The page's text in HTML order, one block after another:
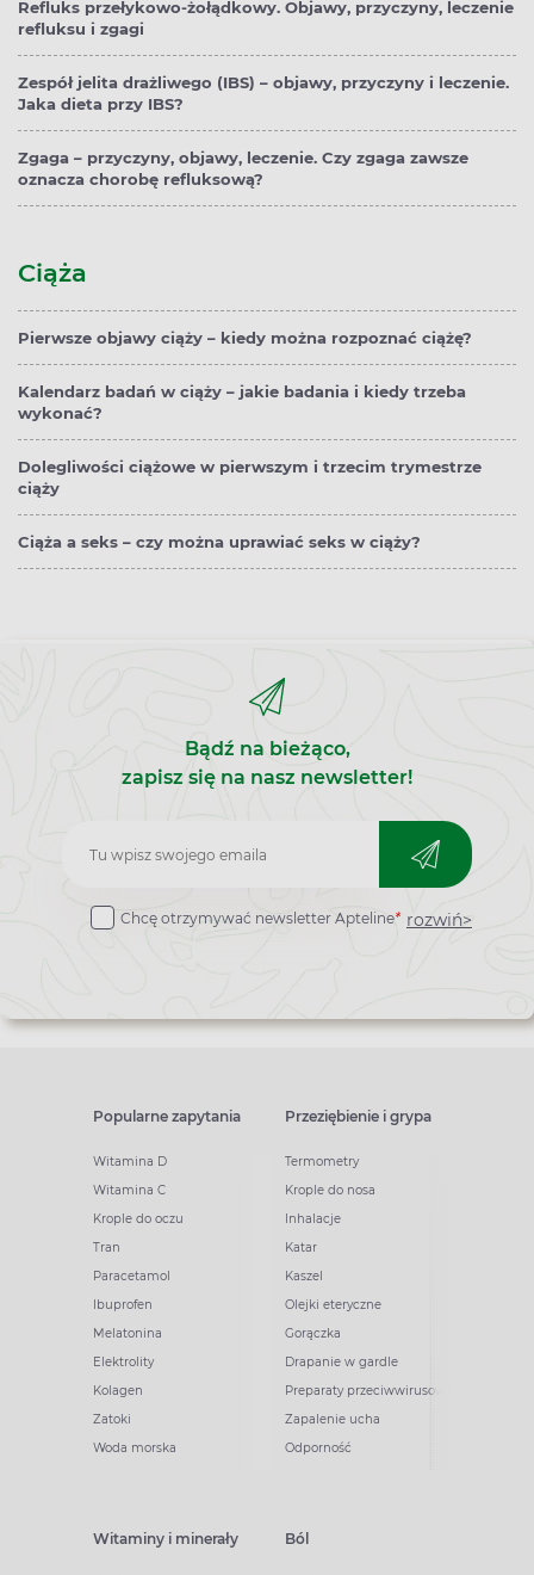
Refluks przełykowo-żołądkowy. Objawy, przyczyny, leczenie
refluksu i zgagi
Zespół jelita drażliwego (IBS) – objawy, przyczyny i leczenie.
Jaka dieta przy IBS?
Zgaga – przyczyny, objawy, leczenie. Czy zgaga zawsze
oznacza chorobę refluksową?
Ciąża
Pierwsze objawy ciąży – kiedy można rozpoznać ciążę?
Kalendarz badań w ciąży – jakie badania i kiedy trzeba
wykonać?
Dolegliwości ciążowe w pierwszym i trzecim trymestrze
ciąży
Ciąża a seks – czy można uprawiać seks w ciąży?
Bądź na bieżąco,
zapisz się na nasz newsletter!
Zapisz
do
Chcę otrzymywać newsletter Apteline* rozwiń>
Popularne zapytania
Witamina D
Witamina C
Krople do oczu
Tran
Paracetamol
Ibuprofen
Melatonina
Elektrolity
Kolagen
Zatoki
Woda morska
Przeziębienie i grypa
Termometry
Krople do nosa
Inhalacje
Katar
Kaszel
Olejki eteryczne
Gorączka
Drapanie w gardle
Preparaty przeciwwirusowe
Zapalenie ucha
Odporność
Witaminy i minerały Ból